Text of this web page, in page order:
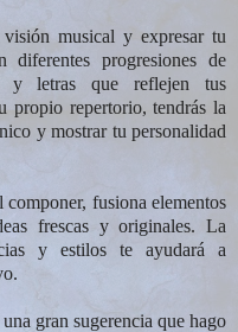
musical y expresar tu
diferentes progresiones de
y letras que reflejen tus
propio repertorio, tendrás la
y mostrar tu personalidad
fusiona elementos
frescas y originales. La
y estilos te ayudará a
gran sugerencia que hago